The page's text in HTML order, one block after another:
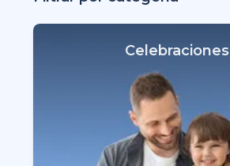
Celebraciones